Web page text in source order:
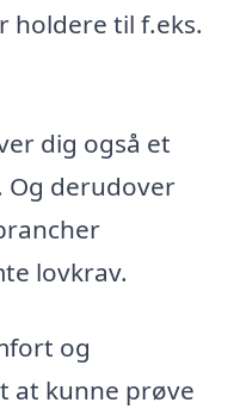
holdere til f.eks.
dig også et
Og derudover
lovkrav.
og
at kunne prøve